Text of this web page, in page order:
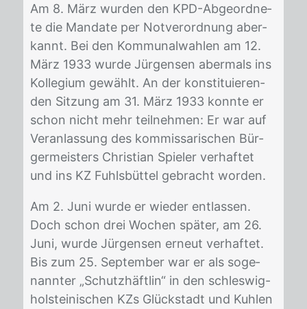
Am 8. März wur­den den KPD-Ab­ge­ord­ne­
te die Man­da­te per Not­ver­ord­nung ab­er­
kannt. Bei den Kom­mu­nal­wah­len am 12.
März 1933 wur­de Jür­gen­sen aber­mals ins
Kol­le­gi­um ge­wählt. An der kon­sti­tu­ie­ren­
den Sit­zung am 31. März 1933 konn­te er
schon nicht mehr teil­neh­men: Er war auf
Ver­an­las­sung des kom­mis­sa­ri­schen Bür­
ger­meis­ters Chris­ti­an Spie­ler ver­haf­tet
und ins KZ Fuhls­büt­tel ge­bracht wor­den.
Am 2. Juni wur­de er wie­der ent­las­sen.
Doch schon drei Wo­chen spä­ter, am 26.
Juni, wur­de Jür­gen­sen er­neut ver­haf­tet.
Bis zum 25. Sep­tem­ber war er als so­ge­
nann­ter „Schutz­häft­lin“ in den schles­wig-
hol­stei­ni­schen KZs Glück­stadt und Kuh­len